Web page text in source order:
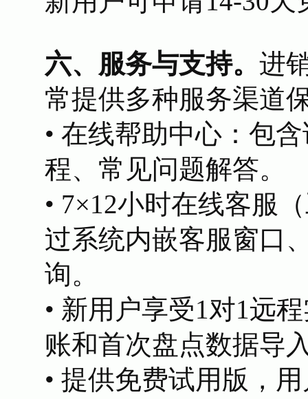
六、服务与支持。 进
常提供多种服务渠道
• 在线帮助中心：包
程、常见问题解答。
• 7×12小时在线客服
过系统内嵌客服窗口
询。
• 新用户享受1对1远
账和首次盘点数据导
• 提供免费试用版，